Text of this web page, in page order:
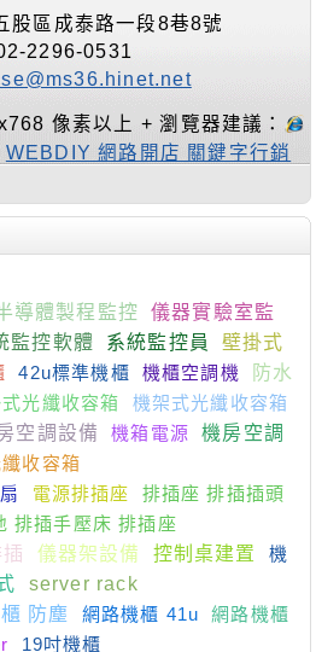
股區成泰路一段8巷8號
2296-0531
像素以上 + 瀏覽器建議：
WEBDIY 網路開店 關鍵字行銷
導體製程監控
儀器實驗室監
監控軟體 系統監控員
壁掛式
42u標準機櫃 機櫃空調機
防水
光纖收容箱
機架式光纖收容箱
空調設備 機箱電源
機房空調
收容箱
電源排插座
排插座 排插插頭
排插手壓床 排插座
儀器架設備 控制桌建置
機
server rack
防塵 網路機櫃 41u
網路機櫃
19吋機櫃